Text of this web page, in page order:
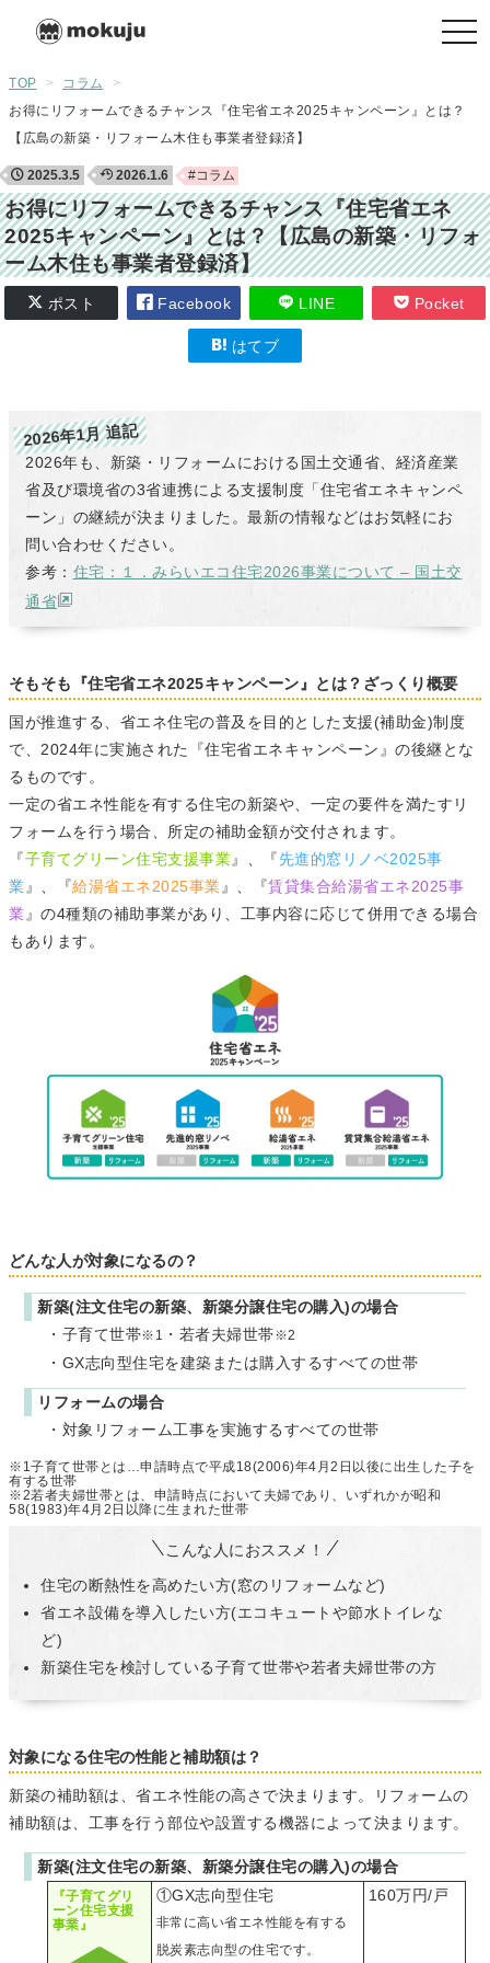
TOP > コラム >
お得にリフォームできるチャンス『住宅省エネ2025キャンペーン』とは？
【広島の新築・リフォーム木住も事業者登録済】
2025.3.5 2026.1.6 #コラム
お得にリフォームできるチャンス『住宅省エネ
2025キャンペーン』とは？【広島の新築・リフォ
ーム木住も事業者登録済】
ポスト Facebook LINE Pocket
はてブ
2026年1月 追記
2026年も、新築・リフォームにおける国土交通省、経済産業
省及び環境省の3省連携による支援制度「住宅省エネキャンペ
ーン」の継続が決まりました。最新の情報などはお気軽にお
問い合わせください。
参考： 住宅：１．みらいエコ住宅2026事業について – 国土交
通省
そもそも『住宅省エネ2025キャンペーン』とは？ざっくり概要
国が推進する、省エネ住宅の普及を目的とした支援(補助金)制度
で、2024年に実施された『住宅省エネキャンペーン』の後継とな
るものです。
一定の省エネ性能を有する住宅の新築や、一定の要件を満たすリ
フォームを行う場合、所定の補助金額が交付されます。
『子育てグリーン住宅支援事業』、『先進的窓リノベ2025事
業 』、『給湯省エネ2025事業 』、『賃貸集合給湯省エネ2025事
業 』の4種類の補助事業があり、工事内容に応じて併用できる場合
もあります。
どんな人が対象になるの？
新築(注文住宅の新築、新築分譲住宅の購入)の場合
・子育て世帯※1 ・若者夫婦世帯※2
・GX志向型住宅を建築または購入するすべての世帯
リフォームの場合
・対象リフォーム工事を実施するすべての世帯
※1子育て世帯とは…申請時点で平成18(2006)年4月2日以後に出生した子を
有する世帯
※2若者夫婦世帯とは、申請時点において夫婦であり、いずれかが昭和
58(1983)年4月2日以降に生まれた世帯
こんな人におススメ！
住宅の断熱性を高めたい方(窓のリフォームなど)
省エネ設備を導入したい方(エコキュートや節水トイレな
ど)
新築住宅を検討している子育て世帯や若者夫婦世帯の方
対象になる住宅の性能と補助額は？
新築の補助額は、省エネ性能の高さで決まります。リフォームの
補助額は、工事を行う部位や設置する機器によって決まります。
新築(注文住宅の新築、新築分譲住宅の購入)の場合
『子育てグリ
ーン住宅支援
事業』
①GX志向型住宅
非常に高い省エネ性能を有する
脱炭素志向型の住宅です。
160万円/戸